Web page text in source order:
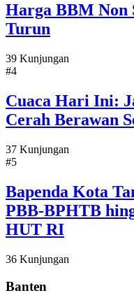
Harga BBM Non
Turun
39 Kunjungan
#4
Cuaca Hari Ini:
Cerah Berawan
37 Kunjungan
#5
Bapenda Kota
PBB-BPHTB
HUT RI
36 Kunjungan
Banten